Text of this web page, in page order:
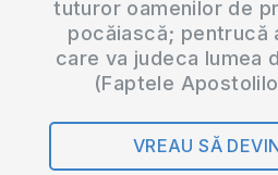
tuturor oamenilor de
pocăiască; pentrucă
care va judeca lumea
(Faptele
VREAU SĂ